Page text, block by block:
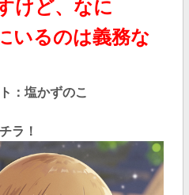
けど、なに
いるのは義務な
：塩かずのこ
ラ！